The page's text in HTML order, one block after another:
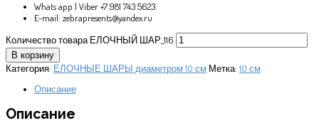
Whats app | Viber +7 981 743 5623
E-mail: zebrapresents@yandex.ru
Количество товара ЕЛОЧНЫЙ ШАР_116
В корзину
Категория: ЕЛОЧНЫЕ ШАРЫ диаметром 10 см Метка: 10 см
Описание
Описание